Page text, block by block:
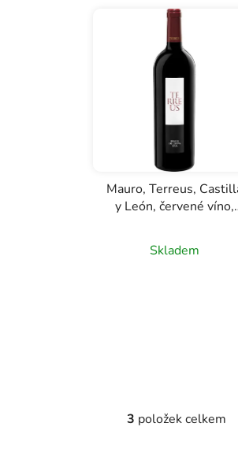
Mauro, Terreus,
y León, červené víno,
Skladem
O
3 položek celkem